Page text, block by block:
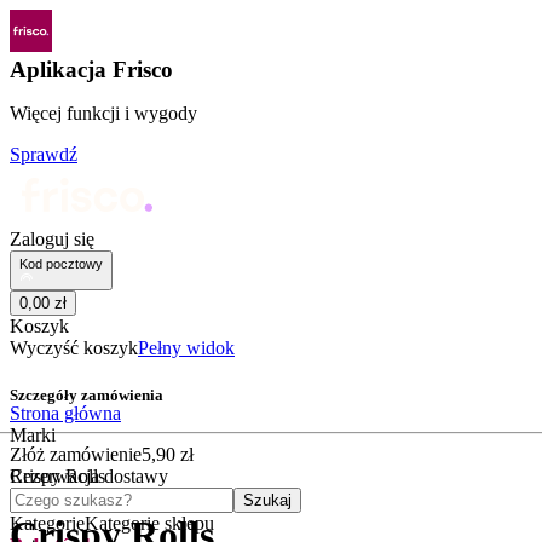
Aplikacja Frisco
Więcej funkcji i wygody
Sprawdź
Zaloguj się
Kod pocztowy
0,00 zł
Koszyk
Wyczyść koszykPełny widok
Szczegóły zamówienia
Złóż zamówienie5,90 zł
Rezerwacja dostawy
Czego szukasz?
Szukaj
KategorieKategorie sklepu
Strona główna
Marki
Crispy Rolls